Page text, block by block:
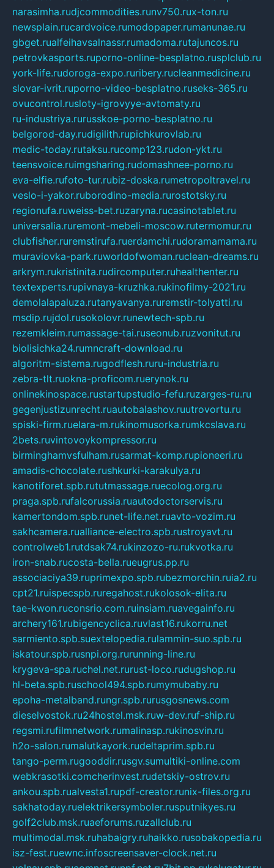
narasimha.rudjcommodities.runv750.rux-ton.ru
newsplain.rucardvoice.rumodopaper.rumanunae.ru
gbget.rualfeihavsalnassr.rumadoma.rutajuncos.ru
petrovkasports.ruporno-online-besplatno.rusplclub.ru
york-life.rudoroga-expo.ruribery.rucleanmedicine.ru
slovar-ivrit.ruporno-video-besplatno.ruseks-365.ru
ovucontrol.rusloty-igrovyye-avtomaty.ru
ru-industriya.rurusskoe-porno-besplatno.ru
belgorod-day.rudigilith.rupichkurovlab.ru
medic-today.rutaksu.rucomp123.rudon-ykt.ru
teensvoice.ruimgsharing.rudomashnee-porno.ru
eva-elfie.rufoto-tur.rubiz-doska.rumetropoltravel.ru
veslo-i-yakor.ruborodino-media.rurostotsky.ru
regionufa.ruweiss-bet.ruzaryna.rucasinotablet.ru
universalia.ruremont-mebeli-moscow.rutermomur.ru
clubfisher.ruremstirufa.ruerdamchi.rudoramamama.ru
muraviovka-park.ruworldofwoman.ruclean-dreams.ru
arkrym.rukristinita.rudircomputer.ruhealthenter.ru
textexperts.rupivnaya-kruzhka.rukinofilmy-2021.ru
demolalapaluza.rutanyavanya.ruremstir-tolyatti.ru
msdip.rujdol.rusokolovr.runewtech-spb.ru
rezemkleim.rumassage-tai.ruseonub.ruzvonitut.ru
biolisichka24.rumncraft-download.ru
algoritm-sistema.rugodflesh.ruru-industria.ru
zebra-tlt.ruokna-proficom.ruerynok.ru
onlinekinospace.rustartupstudio-fefu.ruzarges-ru.ru
gegenjustizunrecht.ruautobalashov.ruutrovortu.ru
spiski-firm.ruelara-m.rukinomusorka.rumkcslava.ru
2bets.ruvintovoykompressor.ru
birminghamvsfulham.rusarmat-komp.rupioneeri.ru
amadis-chocolate.rushkurki-karakulya.ru
kanotiforet.spb.rututmassage.ruecolog.org.ru
praga.spb.rufalcorussia.ruautodoctorservis.ru
kamertondom.spb.runet-life.net.ruavto-vozim.ru
sakhcamera.rualliance-electro.spb.rustroyavt.ru
controlweb1.rutdsak74.rukinzozo-ru.rukvotka.ru
iron-snab.rucosta-bella.rueugrus.pp.ru
associaciya39.ruprimexpo.spb.rubezmorchin.ruia2.ru
cpt21.ruispecspb.ruregahost.rukolosok-elita.ru
tae-kwon.ruconsrio.com.ruinsiam.ruavegainfo.ru
archery161.rubigencyclica.ruvlast16.rukorru.net
sarmiento.spb.suextelopedia.rulammin-suo.spb.ru
iskatour.spb.rusnpi.org.rurunning-line.ru
krygeva-spa.ruchel.net.rurust-loco.rudugshop.ru
hl-beta.spb.ruschool494.spb.rumymubaby.ru
epoha-metalband.rungr.spb.rurusgosnews.com
dieselvostok.ru24hostel.msk.ruw-dev.ruf-ship.ru
regsmi.rufilmnetwork.rumalinasp.rukinosvin.ru
h2o-salon.rumalutkayork.rudeltaprim.spb.ru
tango-perm.rugooddir.rusgv.sumultiki-online.com
webkrasotki.comcherinvest.rudetskiy-ostrov.ru
ankou.spb.rualvesta1.rupdf-creator.runix-files.org.ru
sakhatoday.ruelektrikersymboler.rusputnikyes.ru
golf2club.msk.ruaeforums.ruzallclub.ru
multimodal.msk.ruhabaigry.ruhaikko.rusobakopedia.ru
isz-fest.ruewnc.infoscreensaver-clock.net.ru